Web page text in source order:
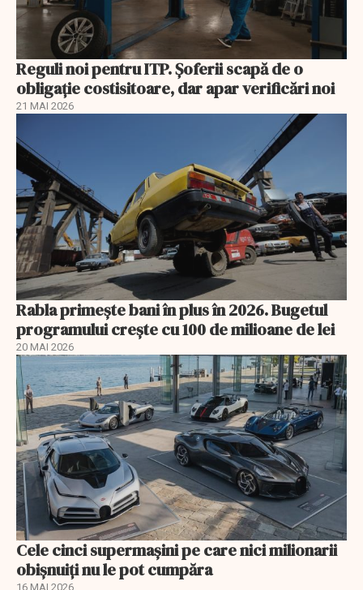
Reguli noi pentru ITP. Șoferii scapă de o
obligație costisitoare, dar apar verificări noi
21 MAI 2026
Rabla primește bani în plus în 2026. Bugetul
programului crește cu 100 de milioane de lei
20 MAI 2026
Cele cinci supermașini pe care nici milionarii
obișnuiți nu le pot cumpăra
16 MAI 2026